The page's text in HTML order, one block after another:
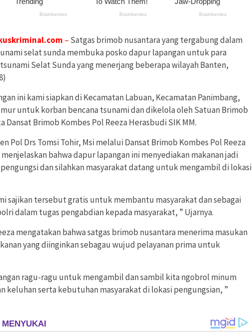
– Satgas brimob nusantara yang tergabung dalam
selat sunda membuka posko dapur lapangan untuk para
Selat Sunda yang menerjang beberapa wilayah Banten,
ini kami siapkan di Kecamatan Labuan, Kecamatan Panimbang,
untuk korban bencana tsunami dan dikelola oleh Satuan Brimob
Dansat Brimob Kombes Pol Reeza Herasbudi SIK MM.
Pol Drs Tomsi Tohir, Msi melalui Dansat Brimob Kombes Pol Reeza
bahwa dapur lapangan ini menyediakan makanan jadi
dan silahkan masyarakat datang untuk mengambil di lokasi
sajikan tersebut gratis untuk membantu masyarakat dan sebagai
dalam tugas pengabdian kepada masyarakat, ” Ujarnya.
mengatakan bahwa satgas brimob nusantara menerima masukan
yang diinginkan sebagau wujud pelayanan prima untuk
ragu-ragu untuk mengambil dan sambil kita ngobrol minum
keluhan serta kebutuhan masyarakat di lokasi pengungsian, ”